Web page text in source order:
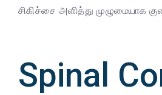
சிகிச்சை அளித்து முழுமையாக
Spinal